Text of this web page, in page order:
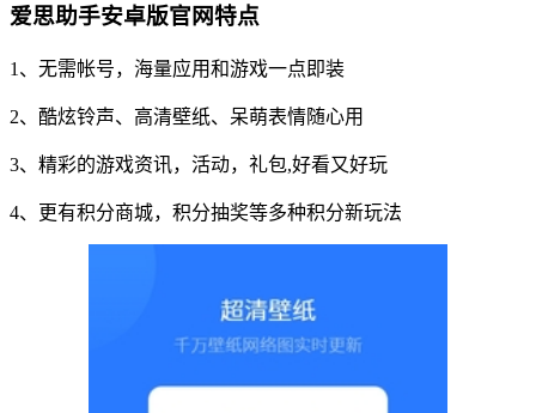
爱思助手安卓版官网特点
1、无需帐号，海量应用和游戏一点即装
2、酷炫铃声、高清壁纸、呆萌表情随心用
3、精彩的游戏资讯，活动，礼包,好看又好玩
4、更有积分商城，积分抽奖等多种积分新玩法